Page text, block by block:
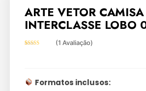
ARTE VETOR CAMISA
INTERCLASSE LOBO
cliente
(1 Avaliação)
Formatos inclusos: